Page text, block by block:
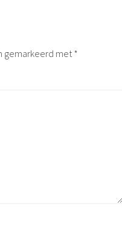
gemarkeerd met*